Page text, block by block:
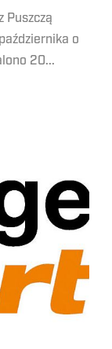
Puszczą
o
20...